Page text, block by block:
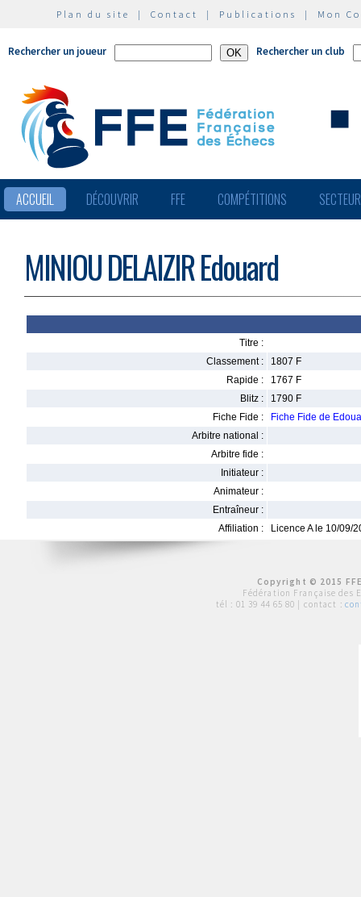
Plan du site | Contact | Publications | Mon
Rechercher un joueur Rechercher un club
ACCUEIL DÉCOUVRIR FFE COMPÉTITIONS
MINIOU DELAIZIR Edouard
Titre :
Classement :
1807 F
Rapide :
1767 F
Blitz :
1790 F
Fiche Fide :
Fiche Fide de
Arbitre national :
Arbitre fide :
Initiateur :
Animateur :
Entraîneur :
Affiliation :
Licence A le 10/09/
Copyright © 2015
Fédération Française des
tél : 01 39 44 65 80 | contact :